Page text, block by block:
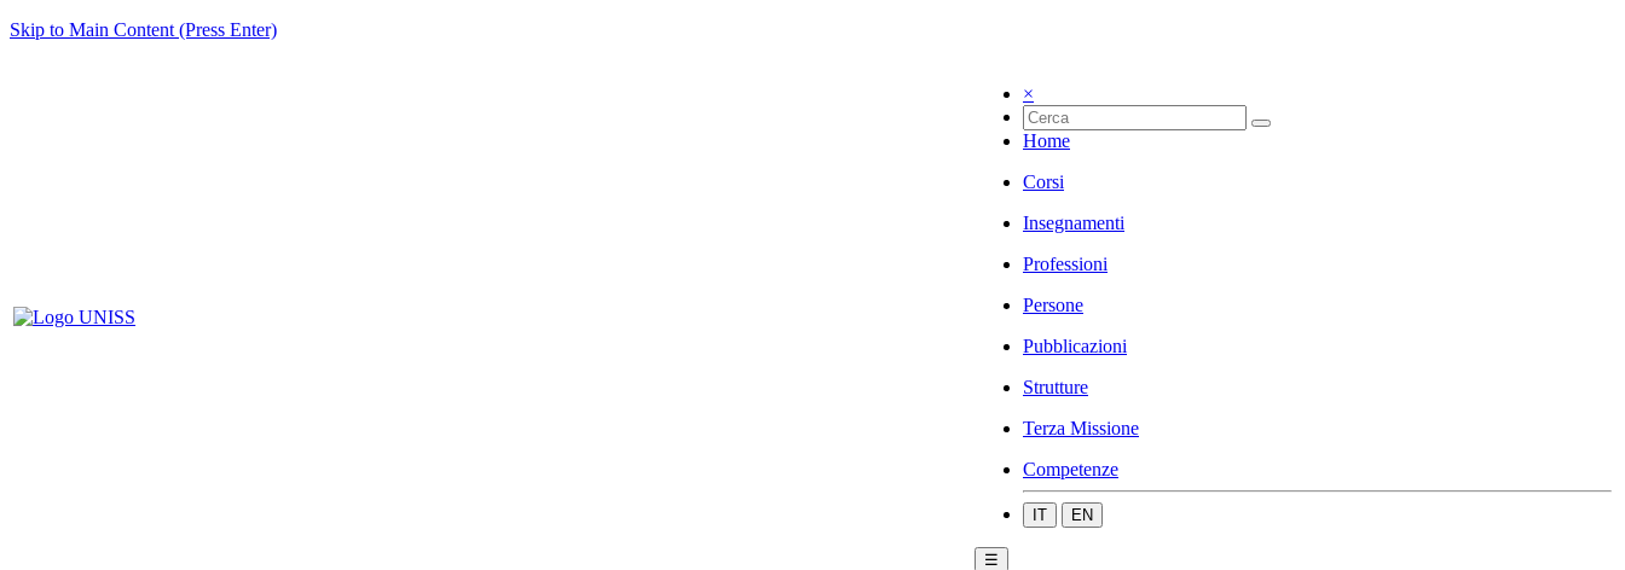
Skip to Main Content (Press Enter)
×
Home
Corsi
Insegnamenti
Professioni
Persone
Pubblicazioni
Strutture
Terza Missione
Competenze
IT EN
☰